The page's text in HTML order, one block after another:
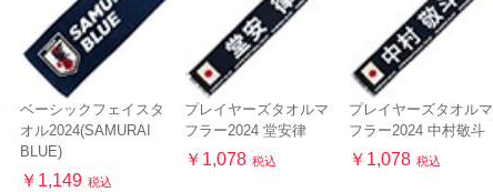
ベーシックフェイスタ
オル2024(SAMURAI
BLUE)
￥1,149 税込
プレイヤーズタオルマ
フラー2024 堂安律
￥1,078 税込
プレイヤーズタオルマ
フラー2024 中村敬斗
￥1,078 税込